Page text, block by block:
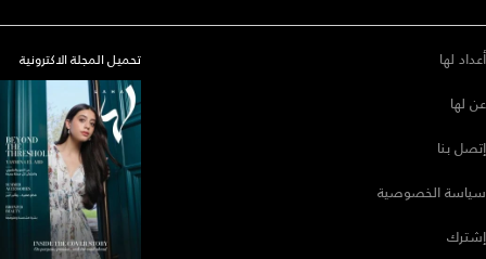
أعداد لها
عن لها
إتصل بنا
سياسة الخصوصية
إشترك
تحميل المجلة الاكترونية